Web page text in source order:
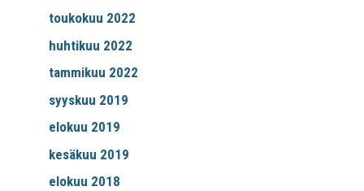
toukokuu 2022
huhtikuu 2022
tammikuu 2022
syyskuu 2019
elokuu 2019
kesäkuu 2019
elokuu 2018